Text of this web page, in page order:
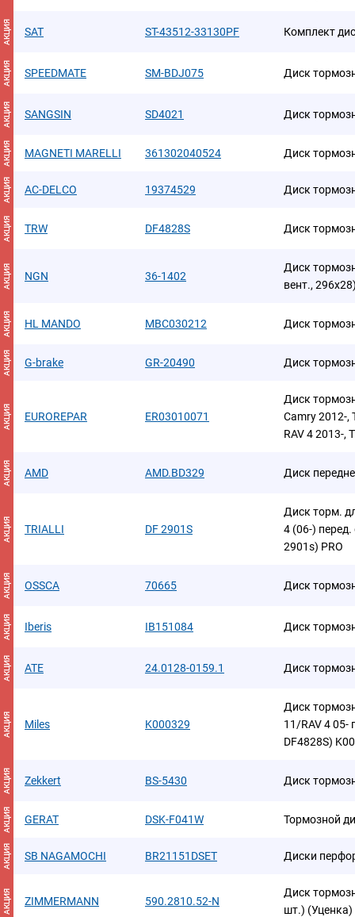
АКЦИЯ SAT ST-43512-33130PF Комплект
АКЦИЯ SPEEDMATE SM-BDJ075 Диск
АКЦИЯ SANGSIN SD4021 Диск
АКЦИЯ MAGNETI MARELLI 361302040524 Диск
АКЦИЯ AC-DELCO 19374529 Диск
АКЦИЯ TRW DF4828S Диск
АКЦИЯ NGN 36-1402
Диск
вент.,
АКЦИЯ HL MANDO MBC030212 Диск
АКЦИЯ G-brake GR-20490 Диск
АКЦИЯ EUROREPAR ER03010071
Диск
Camry 2012-,
RAV 4 2013-,
АКЦИЯ AMD AMD.BD329 Диск
АКЦИЯ TRIALLI DF 2901S
Диск торм.
4 (06-)
2901s) PRO
АКЦИЯ OSSCA 70665 Диск
АКЦИЯ Iberis IB151084 Диск
АКЦИЯ ATE 24.0128-0159.1 Диск
АКЦИЯ Miles K000329
Диск
11/RAV 4 05-
DF4828S)
АКЦИЯ Zekkert BS-5430 Диск
АКЦИЯ GERAT DSK-F041W Тормозной
АКЦИЯ SB NAGAMOCHI BR21151DSET Диски
АКЦИЯ ZIMMERMANN 590.2810.52-N
Диск
шт.) (Уценка)